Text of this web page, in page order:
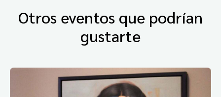
Otros eventos que podrían
gustarte